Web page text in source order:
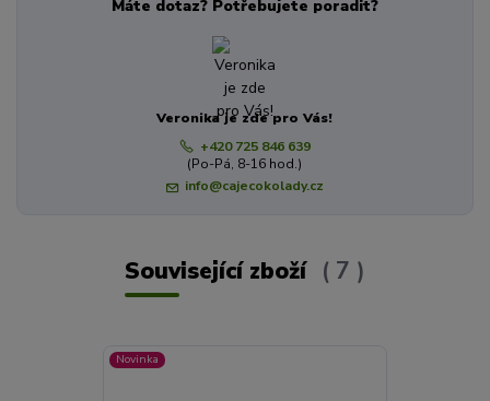
Máte dotaz? Potřebujete poradit?
Veronika je zde pro Vás!
+420 725 846 639
(Po-Pá, 8-16 hod.)
info@cajecokolady.cz
Související zboží 7
Novinka